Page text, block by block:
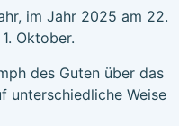
im Jahr 2025 am 22.
Oktober.
des Guten über das
unterschiedliche Weise